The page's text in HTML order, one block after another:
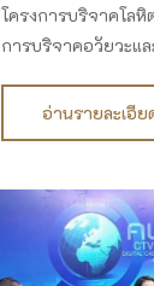
โครงการบริจาคโล
การบริจาคอวัยวะแ
อ่านรายละเอีย